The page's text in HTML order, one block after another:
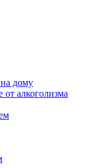
дому
алкоголизма